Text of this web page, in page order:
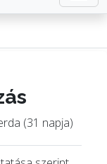
(31 napja)